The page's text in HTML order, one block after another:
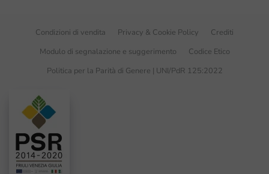
Condizioni di vendita Privacy & Cookie Policy
Crediti
Modulo di segnalazione e suggerimento
Codice Etico
Politica per la Parità di Genere | UNI/PdR 125:2022